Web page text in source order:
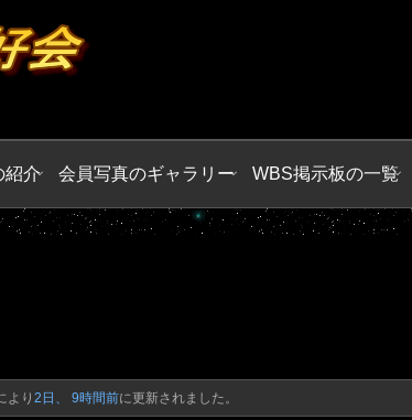
紹介 会員写真のギャラリー WBS掲示板の一覧
より 2日、 9時間前に更新されました。